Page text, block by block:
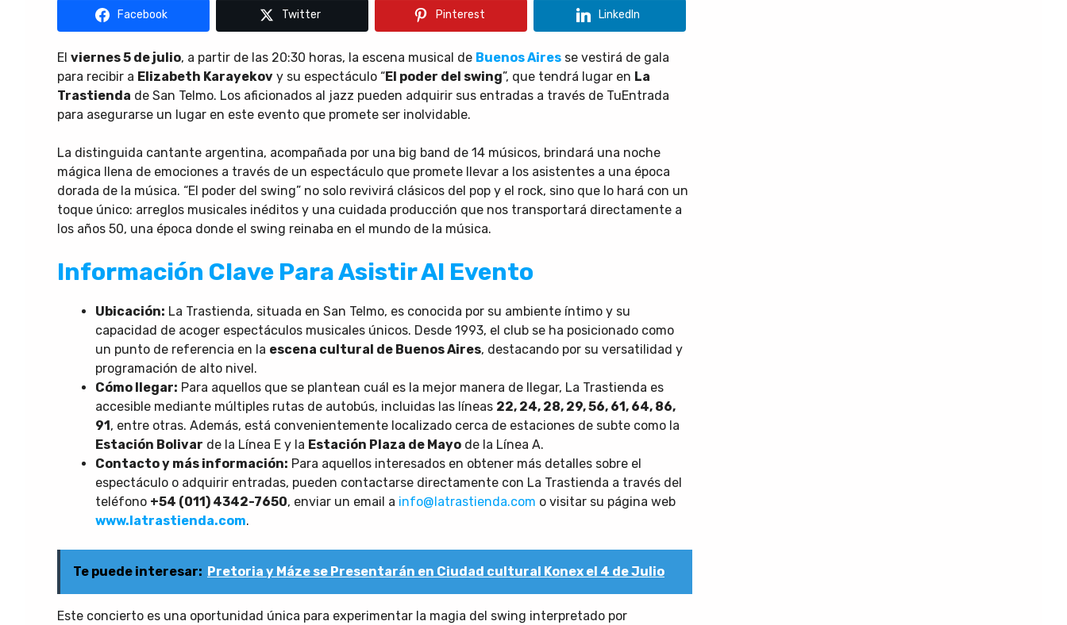
Facebook Twitter Pinterest LinkedIn
El viernes 5 de julio, a partir de las 20:30 horas, la escena musical de Buenos Aires se vestirá de gala
para recibir a Elizabeth Karayekov y su espectáculo “El poder del swing”, que tendrá lugar en La
Trastienda de San Telmo. Los aficionados al jazz pueden adquirir sus entradas a través de TuEntrada
para asegurarse un lugar en este evento que promete ser inolvidable.
La distinguida cantante argentina, acompañada por una big band de 14 músicos, brindará una noche
mágica llena de emociones a través de un espectáculo que promete llevar a los asistentes a una época
dorada de la música. “El poder del swing” no solo revivirá clásicos del pop y el rock, sino que lo hará con un
toque único: arreglos musicales inéditos y una cuidada producción que nos transportará directamente a
los años 50, una época donde el swing reinaba en el mundo de la música.
Información Clave Para Asistir Al Evento
Ubicación: La Trastienda, situada en San Telmo, es conocida por su ambiente íntimo y su
capacidad de acoger espectáculos musicales únicos. Desde 1993, el club se ha posicionado como
un punto de referencia en la escena cultural de Buenos Aires, destacando por su versatilidad y
programación de alto nivel.
Cómo llegar: Para aquellos que se plantean cuál es la mejor manera de llegar, La Trastienda es
accesible mediante múltiples rutas de autobús, incluidas las líneas 22, 24, 28, 29, 56, 61, 64, 86,
91, entre otras. Además, está convenientemente localizado cerca de estaciones de subte como la
Estación Bolivar de la Línea E y la Estación Plaza de Mayo de la Línea A.
Contacto y más información: Para aquellos interesados en obtener más detalles sobre el
espectáculo o adquirir entradas, pueden contactarse directamente con La Trastienda a través del
teléfono +54 (011) 4342-7650, enviar un email a info@latrastienda.com o visitar su página web
www.latrastienda.com.
Te puede interesar: Pretoria y Máze se Presentarán en Ciudad cultural Konex el 4 de Julio
Este concierto es una oportunidad única para experimentar la magia del swing interpretado por